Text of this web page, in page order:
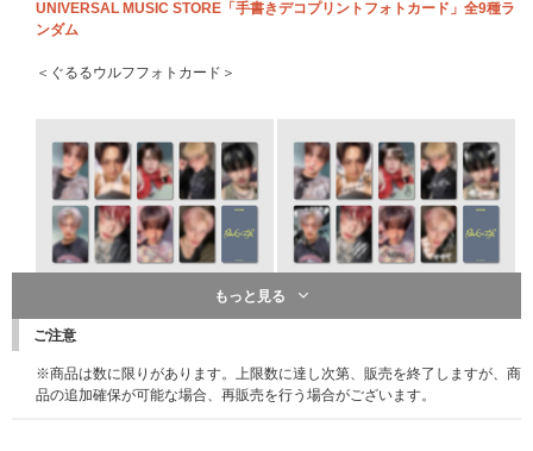
※特典の絵柄は後日お知らせいたします。
※こちらは終了しました※
一般盤、ソロ盤、Photocard Box (Mini CD-R ver.)のいずれかのCD1枚ご購
※3形態セット購入の場合は「応募抽選用シリアルナンバー」を3点、9形態
セットの場合は9点、12形態セットの場合は12点差し上げます。
UNIVERSAL MUSIC STORE「手書きデコプリントフォトカード」全9種ラ
ンダム
＜ぐるるウルフフォトカード＞
【ラッキードローイベント概要】
AL MUSIC STOREで下記期間内にご予約・ご購入のお客様に先着で、2スト
アともにCD1枚につき第1弾とは異なるラッキードローイベント限定絵柄
もっと見る
ご注意
※商品は数に限りがあります。上限数に達し次第、販売を終了しますが、商
品の追加確保が可能な場合、再販売を行う場合がございます。